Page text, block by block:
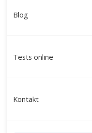
Blog
Tests online
Kontakt
Martín
Sozialpädagoge,